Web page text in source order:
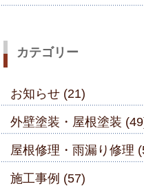
カテゴリー
お知らせ (21)
外壁塗装・屋根塗装
屋根修理・雨漏り修理
施工事例 (57)